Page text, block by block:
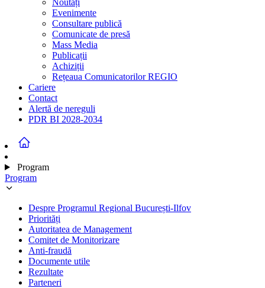
Noutăți
Evenimente
Consultare publică
Comunicate de presă
Mass Media
Publicații
Achiziții
Rețeaua Comunicatorilor REGIO
Cariere
Contact
Alertă de nereguli
PDR BI 2028-2034
Program
Program
Despre Programul Regional București-Ilfov
Priorități
Autoritatea de Management
Comitet de Monitorizare
Anti-fraudă
Documente utile
Rezultate
Parteneri